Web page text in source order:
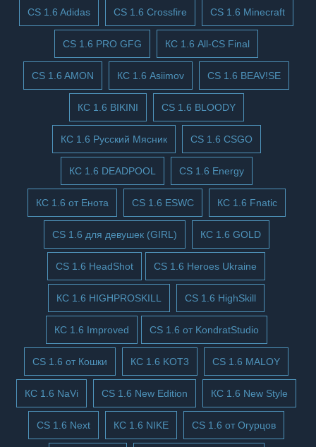
CS 1.6 Adidas CS 1.6 Crossfire CS 1.6 Minecraft
CS 1.6 PRO GFG КС 1.6 All-CS Final
CS 1.6 AMON КС 1.6 Asiimov CS 1.6 BEAV!SE
КС 1.6 BIKINI CS 1.6 BLOODY
КС 1.6 Русский Мясник CS 1.6 CSGO
КС 1.6 DEADPOOL CS 1.6 Energy
КС 1.6 от Енота CS 1.6 ESWC КС 1.6 Fnatic
CS 1.6 для девушек (GIRL) КС 1.6 GOLD
CS 1.6 HeadShot CS 1.6 Heroes Ukraine
КС 1.6 HIGHPROSKILL CS 1.6 HighSkill
КС 1.6 Improved CS 1.6 от KondratStudio
CS 1.6 от Кошки КС 1.6 KOT3 CS 1.6 MALOY
КС 1.6 NaVi CS 1.6 New Edition КС 1.6 New Style
CS 1.6 Next КС 1.6 NIKE CS 1.6 от Огурцов